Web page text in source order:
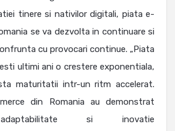
tinere si nativilor digitali, piata e-
se va dezvolta in continuare si
cu provocari continue. „Piata
ultimi ani o crestere exponentiala,
maturitatii intr-un ritm accelerat.
din Romania au demonstrat
si inovatie